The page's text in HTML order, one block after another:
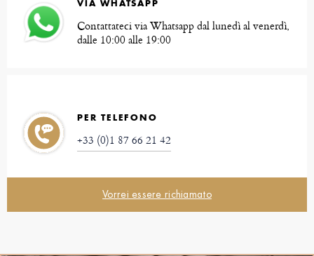
VIA WHATSAPP
Contattateci via Whatsapp dal lunedì al venerdì,
dalle 10:00 alle 19:00
PER TELEFONO
+33 (0)1 87 66 21 42
Vorrei essere richiamato